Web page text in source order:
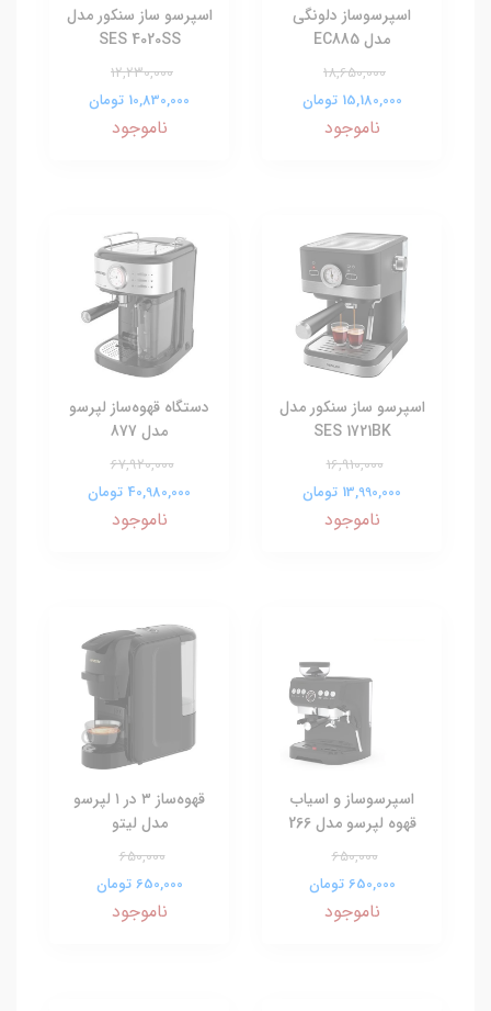
اسپرسوساز دلونگی
مدل EC885
18,650,000
15,180,000 تومان
ناموجود
اسپرسو ساز سنکور مدل
SES 4020SS
12,230,000
10,830,000 تومان
ناموجود
اسپرسو ساز سنکور مدل
SES 1721BK
16,910,000
13,990,000 تومان
ناموجود
دستگاه قهوه‌ساز لپرسو
مدل 877
67,920,000
40,980,000 تومان
ناموجود
اسپرسوساز و اسیاب
قهوه لپرسو مدل 266
650,000
650,000 تومان
ناموجود
قهوه‌ساز ۳ در ۱ لپرسو
مدل لیتو
650,000
650,000 تومان
ناموجود